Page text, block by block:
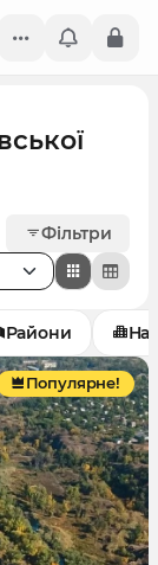
Фільтри
Райони
Популярне!